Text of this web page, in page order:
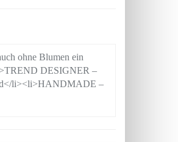
ohne Blumen ein
DESIGNER –
li><li>HANDMADE –